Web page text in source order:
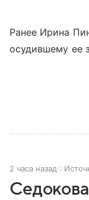
Ранее Ирина
осудившему ее
2 часа назад